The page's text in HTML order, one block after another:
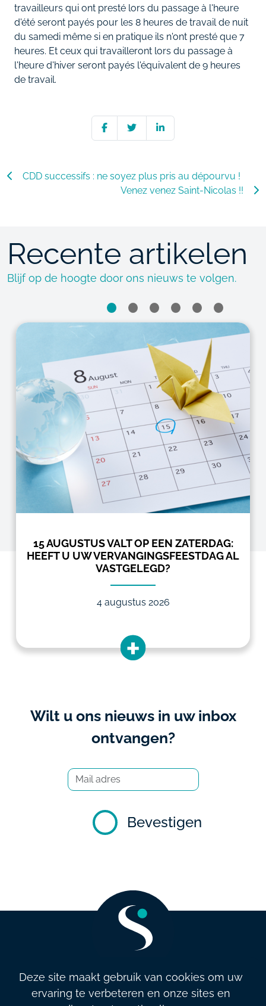
travailleurs qui ont presté lors du passage à l'heure
d'été seront payés pour les 8 heures de travail de nuit
du samedi même si en pratique ils n'ont presté que 7
heures. Et ceux qui travailleront lors du passage à
l'heure d'hiver seront payés l'équivalent de 9 heures
de travail.
CDD successifs : ne soyez plus pris au dépourvu !
Venez venez Saint-Nicolas !!
Recente artikelen
Blijf op de hoogte door ons nieuws te volgen.
15 AUGUSTUS VALT OP EEN ZATERDAG:
HEEFT U UW VERVANGINGSFEESTDAG AL
VASTGELEGD?
4 augustus 2026
Wilt u ons nieuws in uw inbox
ontvangen?
Bevestigen
Deze site maakt gebruik van cookies om uw
ervaring te verbeteren en onze sites en